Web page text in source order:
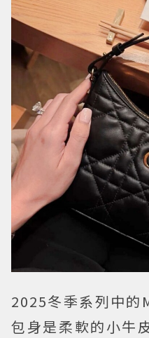
2025冬季系列中
包身是柔軟的小牛